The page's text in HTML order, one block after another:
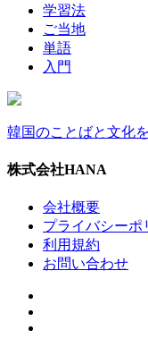
学習法
ご当地
単語
入門
韓国のことばと文化
株式会社HANA
会社概要
プライバシーポ
利用規約
お問い合わせ